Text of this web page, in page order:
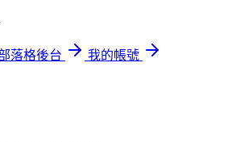
落格後台
我的帳號